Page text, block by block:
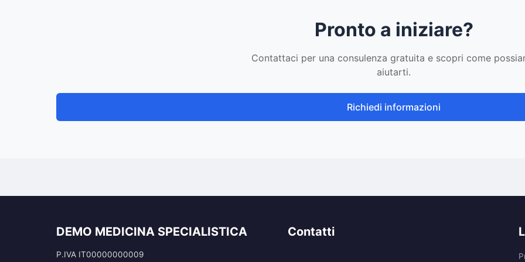
Pronto a iniziare?
Contattaci per una consulenza gratuita e scopri come
aiutarti.
Richiedi informazioni
DEMO MEDICINA SPECIALISTICA
P.IVA IT00000000009
Contatti